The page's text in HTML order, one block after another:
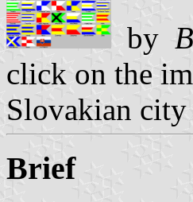
by
click on the
Slovakian city
Brief